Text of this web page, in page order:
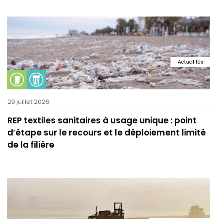
Actualités
29 juillet 2026
REP textiles sanitaires à usage unique : point
d’étape sur le recours et le déploiement limité
de la filière